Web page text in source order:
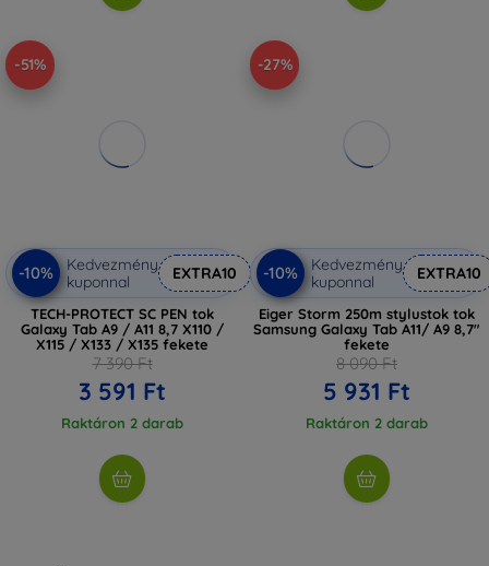
-51%
-10%
Kedvezmény
kuponnal
EXTRA10
TECH-PROTECT SC PEN tok
Galaxy Tab A9 / A11 8,7 X110 /
X115 / X133 / X135 fekete
7 390 Ft
3 591 Ft
Raktáron 2 darab
-27%
-10%
Kedvezmény
kuponnal
EXTRA10
Eiger Storm 250m stylustok tok
Samsung Galaxy Tab A11/ A9 8,7"
fekete
8 090 Ft
5 931 Ft
Raktáron 2 darab